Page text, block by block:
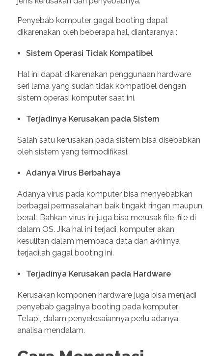
Penyebab komputer gagal booting dapat
dikarenakan oleh beberapa hal, diantaranya :
Sistem Operasi Tidak Kompatibel
Hal ini dapat dikarenakan penggunaan hardware
seri lama yang sudah tidak kompatibel dengan
sistem operasi komputer saat ini.
Terjadinya Kerusakan pada Sistem
Salah satu kerusakan pada sistem bisa disebabkan
oleh sistem yang termodifikasi.
Adanya Virus Berbahaya
Adanya virus pada komputer bisa menyebabkan
berbagai permasalahan baik tingakt ringan maupun
berat. Bahkan virus ini juga bisa merusak file-file di
dalam OS. Jika hal ini terjadi, komputer akan
kesulitan dalam membaca data dan akhirnya
terjadilah gagal booting ini.
Terjadinya Kerusakan pada Hardware
Kerusakan komponen hardware juga bisa menjadi
penyebab gagalnya booting pada komputer.
Tetapi, dalam penyelesaiannya perlu adanya
analisa mendalam.